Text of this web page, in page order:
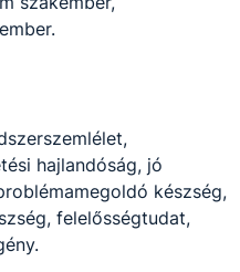
hajlandóság, jó
készség,
felelősségtudat,